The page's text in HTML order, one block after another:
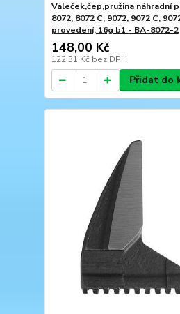
Váleček,čep,pružina náhradní
8072, 8072 C, 9072, 9072 C,
provedení, 16g b1 - BA-8072-2
148,00 Kč
122,31 Kč bez DPH
Přidat do